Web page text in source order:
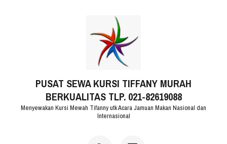
PUSAT SEWA KURSI TIFFANY MURAH
BERKUALITAS TLP. 021-82619088
Menyewakan Kursi Mewah Tifanny utk Acara Jamuan Makan Nasional dan
Internasional